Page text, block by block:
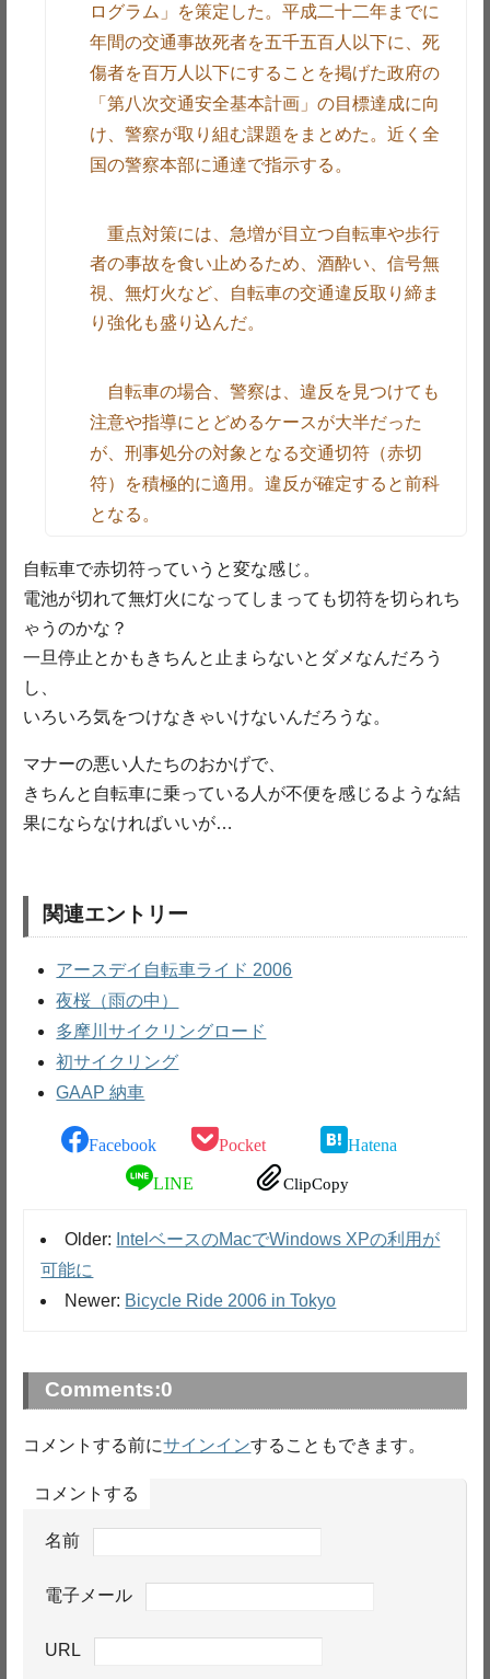
ログラム」を策定した。平成二十二年までに
年間の交通事故死者を五千五百人以下に、死
傷者を百万人以下にすることを掲げた政府の
「第八次交通安全基本計画」の目標達成に向
け、警察が取り組む課題をまとめた。近く全
国の警察本部に通達で指示する。
重点対策には、急増が目立つ自転車や歩行
者の事故を食い止めるため、酒酔い、信号無
視、無灯火など、自転車の交通違反取り締ま
り強化も盛り込んだ。
自転車の場合、警察は、違反を見つけても
注意や指導にとどめるケースが大半だった
が、刑事処分の対象となる交通切符（赤切
符）を積極的に適用。違反が確定すると前科
となる。
自転車で赤切符っていうと変な感じ。
電池が切れて無灯火になってしまっても切符を切られち
ゃうのかな？
一旦停止とかもきちんと止まらないとダメなんだろう
し、
いろいろ気をつけなきゃいけないんだろうな。
マナーの悪い人たちのおかげで、
きちんと自転車に乗っている人が不便を感じるような結
果にならなければいいが…
関連エントリー
アースデイ自転車ライド 2006
夜桜（雨の中）
多摩川サイクリングロード
初サイクリング
GAAP 納車
Facebook Pocket Hatena
LINE ClipCopy
Older: IntelベースのMacでWindows XPの利用が
可能に
Newer: Bicycle Ride 2006 in Tokyo
Comments:0
コメントする前にサインインすることもできます。
コメントする
名前
電子メール
URL